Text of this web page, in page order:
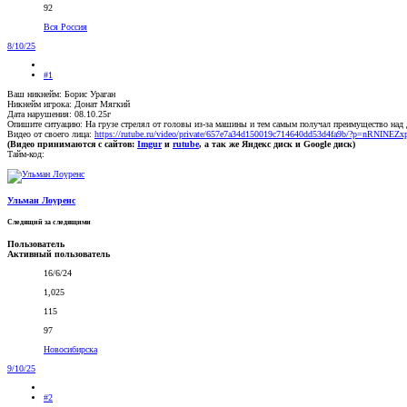
92
Вся Россия
8/10/25
#1
Ваш никнейм: Борис Ураган
Никнейм игрока: Донат Мягкий
Дата нарушения: 08.10.25г
Опишите ситуацию: На грузе стрелял от головы из-за машины и тем самым получал преимущество над
Видео от своего лица: https://rutube.ru/video/private/657e7a34d150019c714640dd53d4fa9b/
(Видео принимаются с сайтов: Imgurи rutube, а так же Яндекс диск и Google диск)
Тайм-код:
Ульман Лоуренс
Следящий за следящими
Пользователь
Активный пользователь
16/6/24
1,025
115
97
Новосибирска
9/10/25
#2